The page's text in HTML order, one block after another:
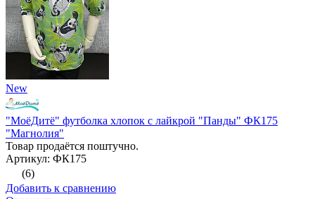
New
"МоёДитё" футболка хлопок с лайкрой "Панды" ФК175
"Магнолия"
Товар продаётся поштучно.
Артикул: ФК175
(6)
Добавить к сравнению